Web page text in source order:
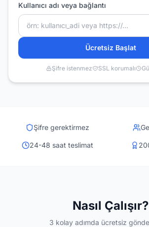
Kullanıcı adı veya bağlantı
Ücretsiz Başlat
Şifre istenmez SSL korumalı
Şifre gerektirmez
24-48 saat teslimat
Nasıl Çalışır?
3 kolay adımda ücretsiz